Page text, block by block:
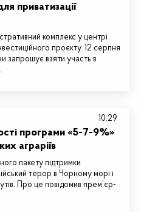
приватизації
комплекс у центрі
проєкту. 12 серпня
запрошує взяти участь в
програми «5-7-9%»
аграріїв
пакету підтримки
терор в Чорному морі і
Про це повідомив прем’єр-
10:29